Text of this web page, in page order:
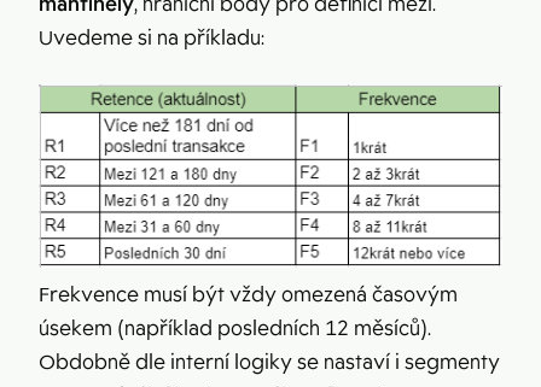
Uvedeme si na příkladu:
Frekvence musí být vždy omezená časovým
úsekem (například posledních 12 měsíců).
Obdobně dle interní logiky se nastaví i segmenty